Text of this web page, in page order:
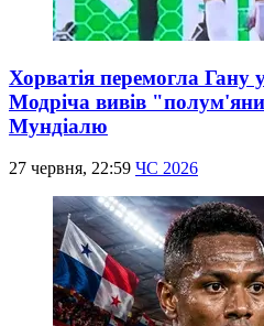
Хорватія перемогла Гану
Модріча вивів
Мундіалю
27 червня, 22:59 ЧС 2026